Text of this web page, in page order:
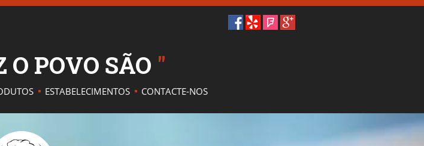
O POVO SÃO "
ESTABELECIMENTOS CONTACTE-NOS